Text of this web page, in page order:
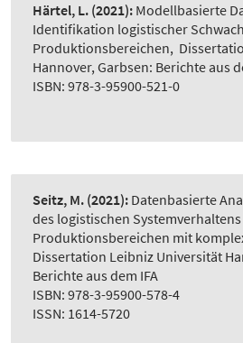
Härtel, L. (2021): Modellbasierte
Identifikation logistischer
Produktionsbereichen,
Hannover, Garbsen: Berichte aus
ISBN: 978-3-95900-521-0
Seitz, M. (2021): Datenbasierte
des logistischen
Produktionsbereichen mit
Dissertation Leibniz Universität
Berichte aus dem IFA
ISBN: 978-3-95900-578-4
ISSN: 1614-5720